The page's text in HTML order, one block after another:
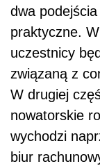
dwa
praktyczne.
uczestnicy
związaną z
W drugiej
nowatorskie
wychodzi
biur